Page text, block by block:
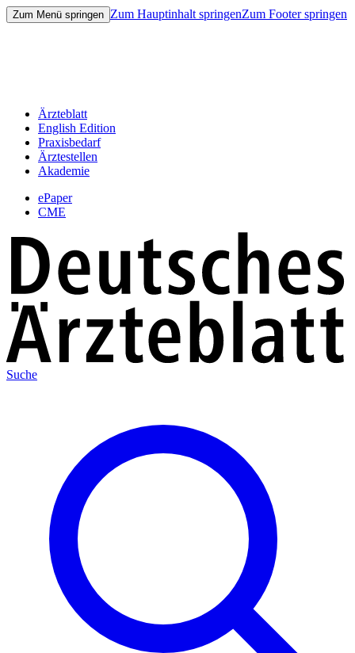
Zum Menü springen Zum Hauptinhalt springenZum Footer springen
Ärzteblatt
English Edition
Praxisbedarf
Ärztestellen
Akademie
ePaper
CME
Suche